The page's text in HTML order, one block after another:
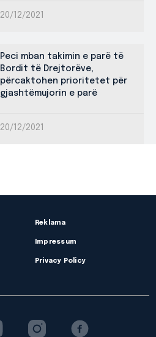
20/12/2021
Peci mban takimin e parë të
Bordit të Drejtorëve,
përcaktohen prioritetet për
gjashtëmujorin e parë
20/12/2021
Reklama
Impressum
Privacy Policy